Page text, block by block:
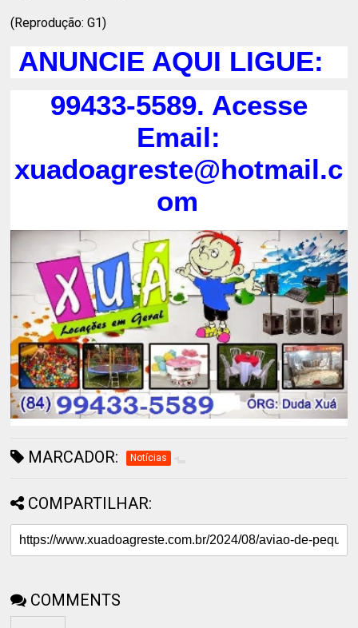
(Reprodução: G1)
ANUNCIE AQUI LIGUE:
99433-5589. Acesse
Email:
xuadoagreste@hotmail.c
om
MARCADOR: Notícias
COMPARTILHAR:
COMMENTS